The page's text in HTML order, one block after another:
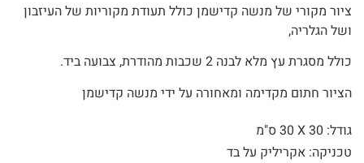
ציור מקורי של מנשה קדישמן כולל תעודת מקוריות של העיזבון
ושל הגלריה,
כולל מסגרת עץ מלא לבנה 2 שכבות מהודרת, צבועה ביד.
הציור חתום מקדימה ומאחורה על ידי מנשה קדישמן
גודל: 30 X
30 ס"מ
טכניקה: אקריליק על בד